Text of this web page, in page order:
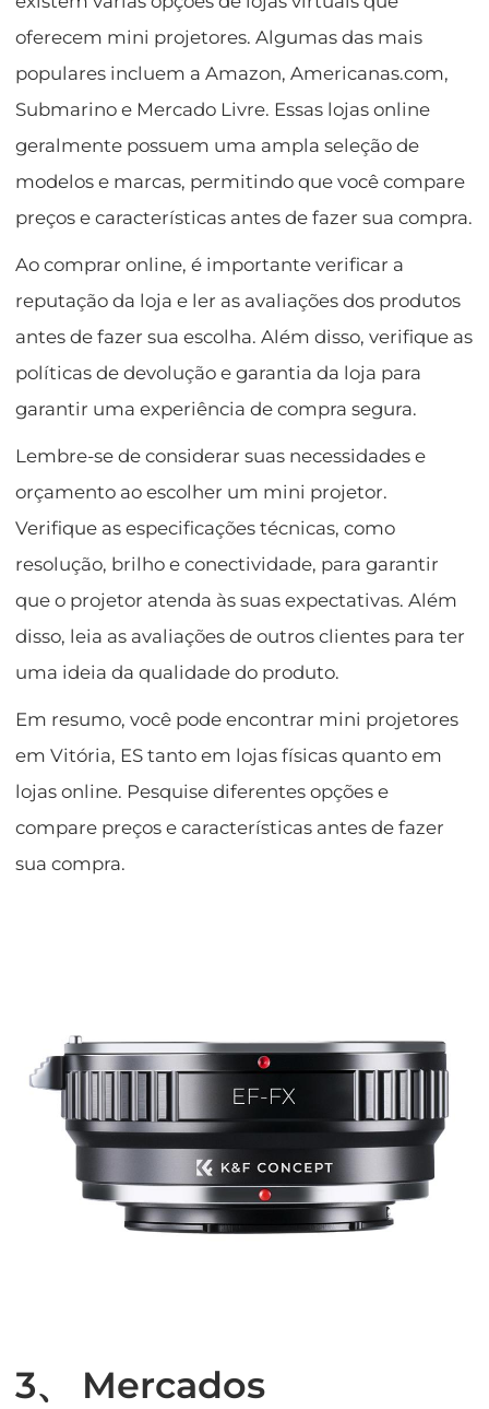
oferecem mini projetores. Algumas das mais
populares incluem a Amazon, Americanas.com,
Submarino e Mercado Livre. Essas lojas online
geralmente possuem uma ampla seleção de
modelos e marcas, permitindo que você compare
preços e características antes de fazer sua compra.
Ao comprar online, é importante verificar a
reputação da loja e ler as avaliações dos produtos
antes de fazer sua escolha. Além disso, verifique as
políticas de devolução e garantia da loja para
garantir uma experiência de compra segura.
Lembre-se de considerar suas necessidades e
orçamento ao escolher um mini projetor.
Verifique as especificações técnicas, como
resolução, brilho e conectividade, para garantir
que o projetor atenda às suas expectativas. Além
disso, leia as avaliações de outros clientes para ter
uma ideia da qualidade do produto.
Em resumo, você pode encontrar mini projetores
em Vitória, ES tanto em lojas físicas quanto em
lojas online. Pesquise diferentes opções e
compare preços e características antes de fazer
sua compra.
3、 Mercados